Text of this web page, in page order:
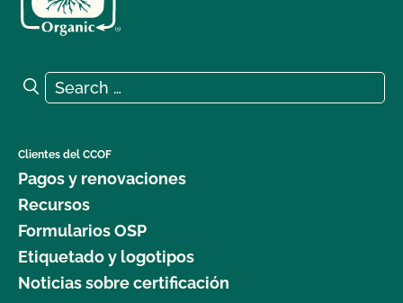
Search for:
Search
Clientes del CCOF
Pagos y renovaciones
Recursos
Formularios OSP
Etiquetado y logotipos
Noticias sobre certificación